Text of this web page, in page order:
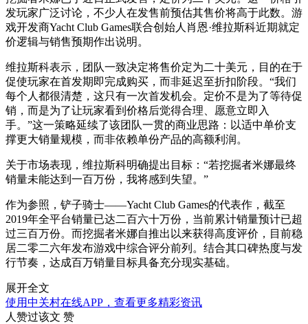
发玩家广泛讨论，不少人在发售前预估其售价将高于此数。游
戏开发商Yacht Club Games联合创始人肖恩·维拉斯科近期就定
价逻辑与销售预期作出说明。
维拉斯科表示，团队一致决定将售价定为二十美元，目的在于
促使玩家在首发期即完成购买，而非延迟至折扣阶段。“我们
每个人都很清楚，这只有一次首发机会。定价不是为了等待促
销，而是为了让玩家看到价格后觉得合理、愿意立即入
手。”这一策略延续了该团队一贯的商业思路：以适中单价支
撑更大销量规模，而非依赖单份产品的高额利润。
关于市场表现，维拉斯科明确提出目标：“若挖掘者米娜最终
销量未能达到一百万份，我将感到失望。”
作为参照，铲子骑士——Yacht Club Games的代表作，截至
2019年全平台销量已达二百六十万份，当前累计销量预计已超
过三百万份。而挖掘者米娜自推出以来获得高度评价，目前稳
居二零二六年发布游戏中综合评分前列。结合其口碑热度与发
行节奏，达成百万销量目标具备充分现实基础。
展开全文
使用中关村在线APP，查看更多精彩资讯
人赞过该文 赞